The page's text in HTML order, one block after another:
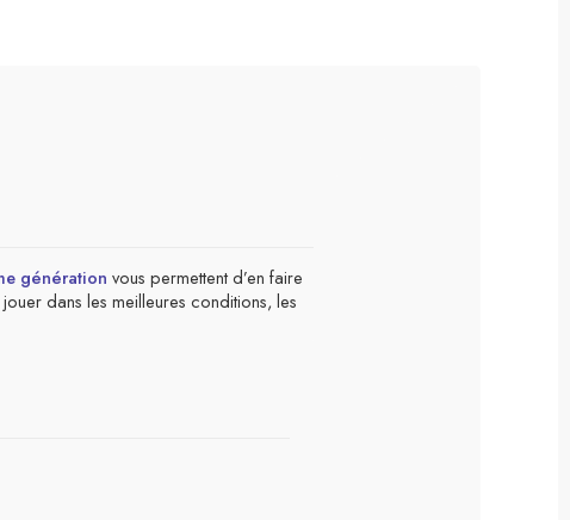
génération vous permettent d’en faire
dans les meilleures conditions, les